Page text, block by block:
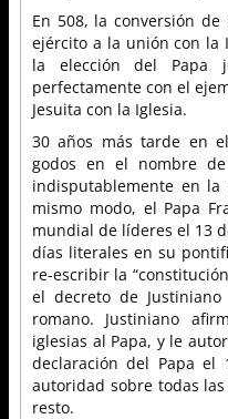
En 508, la conversión
ejército a la unión con la
la elección del Papa
perfectamente con el
Jesuita con la Iglesia.
30 años más tarde en
godos en el nombre
indisputablemente en
mismo modo, el Papa
mundial de líderes el 13
días literales en su
re-escribir la
el decreto de
romano. Justiniano
iglesias al Papa, y le
declaración del Papa
autoridad sobre todas
resto.